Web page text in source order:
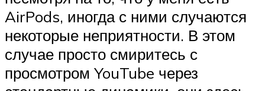
AirPods, иногда с ними случаются
некоторые неприятности. В этом
случае просто смиритесь с
просмотром YouTube через